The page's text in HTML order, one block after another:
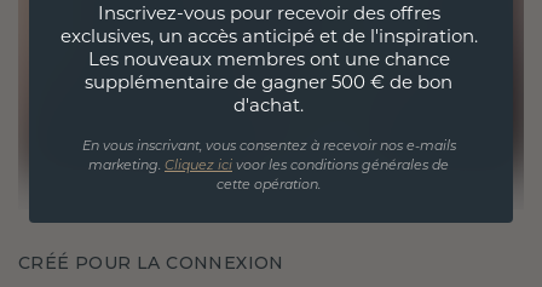
CRÉÉ POUR LA CONNEXION
Inscrivez-vous pour recevoir des offres
exclusives, un accès anticipé et de l'inspiration.
Les nouveaux membres ont une chance
supplémentaire de gagner 500 € de bon
d'achat.
En vous inscrivant, vous consentez à recevoir nos e-mails
marketing. Cliquez ici voor les conditions générales de
cette opération.